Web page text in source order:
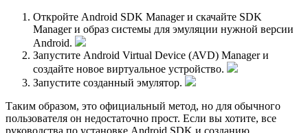
Откройте Android SDK Manager и скачайте SDK
Manager и образ системы для эмуляции нужной версии
Android.
Запустите Android Virtual Device (AVD) Manager и
создайте новое виртуальное устройство.
Запустите созданный эмулятор.
Таким образом, это официальный метод, но для обычного
пользователя он недостаточно прост. Если вы хотите, все
руководства по установке Android SDK и созданию